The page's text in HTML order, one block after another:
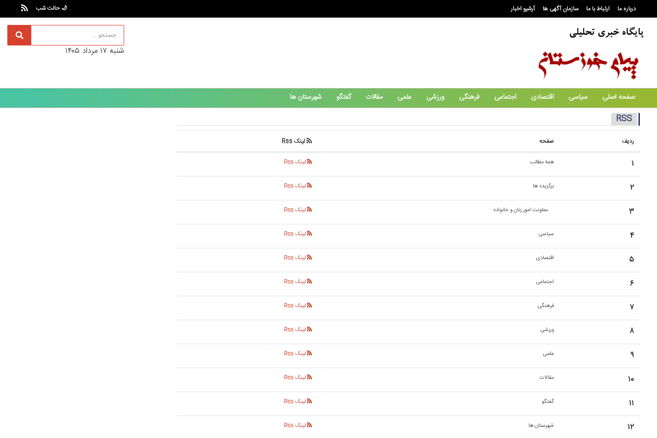
درباره ما ارتباط با ما سازمان آگهی ها آرشیو اخبار 🌙 حالت شب
شنبه ۱۷ مرداد ۱۴۰۵
صفحه اصلی سیاسی اقتصادی اجتماعی فرهنگی ورزشی علمی مقالات گفتگو شهرستان ها
RSS
ردیف صفحه لینک Rss
۱ همه مطالب لینک Rss
۲ برگزیده ها لینک Rss
۳ معاونت امور زنان و خانواده لینک Rss
۴ سیاسی لینک Rss
۵ اقتصادی لینک Rss
۶ اجتماعی لینک Rss
۷ فرهنگی لینک Rss
۸ ورزشی لینک Rss
۹ علمی لینک Rss
۱۰ مقالات لینک Rss
۱۱ گفتگو لینک Rss
۱۲ شهرستان ها لینک Rss